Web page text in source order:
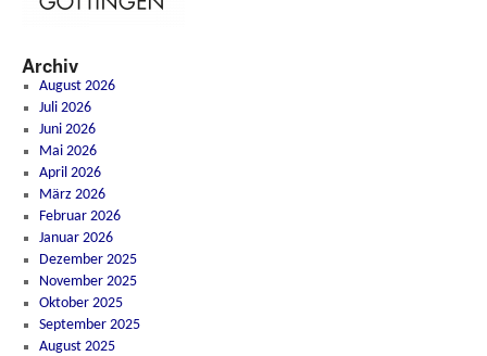
Archiv
August 2026
Juli 2026
Juni 2026
Mai 2026
April 2026
März 2026
Februar 2026
Januar 2026
Dezember 2025
November 2025
Oktober 2025
September 2025
August 2025